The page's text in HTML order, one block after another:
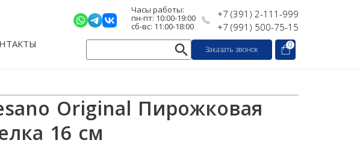
Часы работы:
пн-пт: 10:00-19:00
сб-вс: 11:00-18:00
+7 (391) 2-111-999
+7 (991) 500-75-15
Заказать звонок 0
Original Пирожковая
16 см